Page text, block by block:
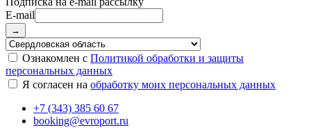
E-mail
→
Ознакомлен с Политикой обработки и защиты
персональных данных
Я согласен на обработку моих персональных данных
+7 (343) 385 60 67
booking@evroport.ru